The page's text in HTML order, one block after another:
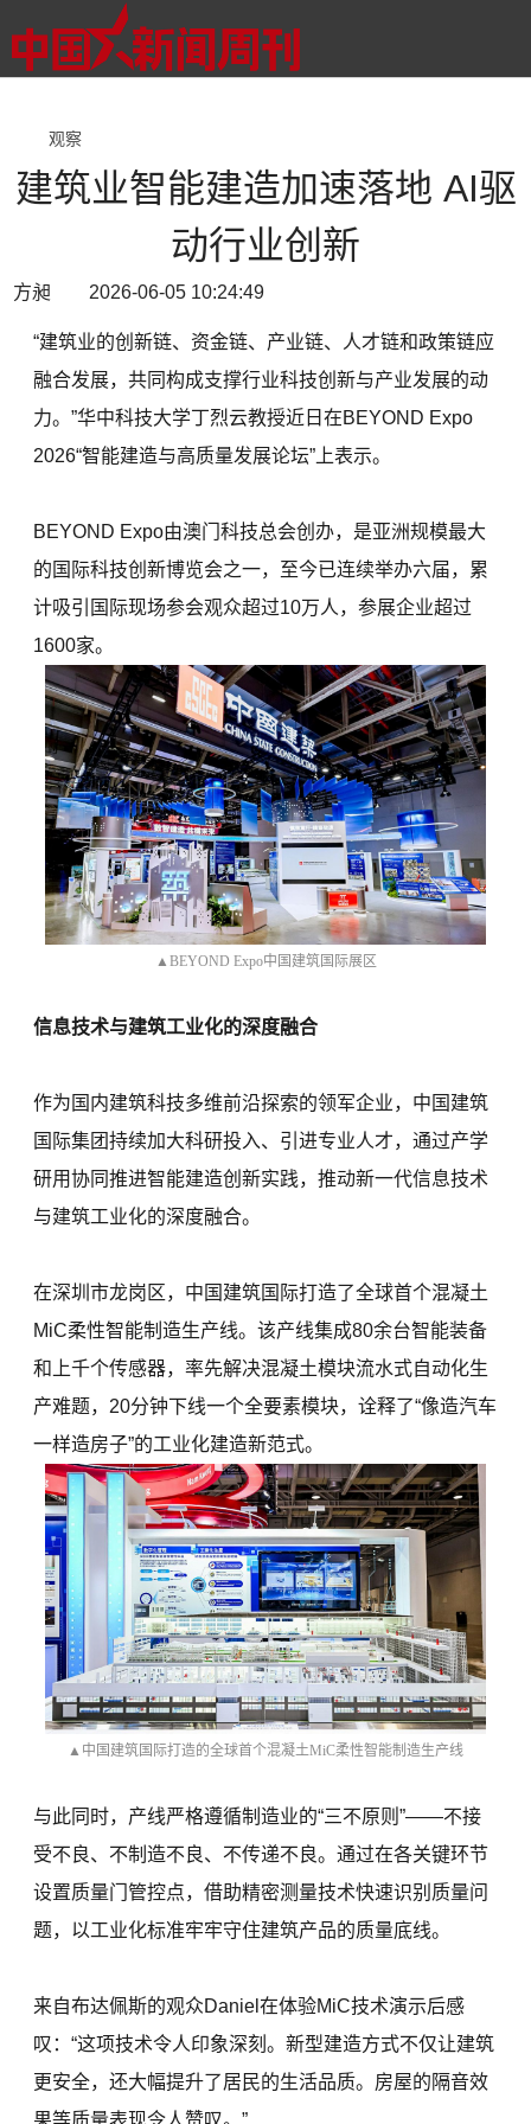
观察
建筑业智能建造加速落地 AI驱
动行业创新
方昶 2026-06-05 10:24:49
“建筑业的创新链、资金链、产业链、人才链和政策链应
融合发展，共同构成支撑行业科技创新与产业发展的动
力。”华中科技大学丁烈云教授近日在BEYOND Expo
2026“智能建造与高质量发展论坛”上表示。
BEYOND Expo由澳门科技总会创办，是亚洲规模最大
的国际科技创新博览会之一，至今已连续举办六届，累
计吸引国际现场参会观众超过10万人，参展企业超过
1600家。
▲BEYOND Expo中国建筑国际展区
信息技术与建筑工业化的深度融合
作为国内建筑科技多维前沿探索的领军企业，中国建筑
国际集团持续加大科研投入、引进专业人才，通过产学
研用协同推进智能建造创新实践，推动新一代信息技术
与建筑工业化的深度融合。
在深圳市龙岗区，中国建筑国际打造了全球首个混凝土
MiC柔性智能制造生产线。该产线集成80余台智能装备
和上千个传感器，率先解决混凝土模块流水式自动化生
产难题，20分钟下线一个全要素模块，诠释了“像造汽车
一样造房子”的工业化建造新范式。
▲中国建筑国际打造的全球首个混凝土MiC柔性智能制造生产线
与此同时，产线严格遵循制造业的“三不原则”——不接
受不良、不制造不良、不传递不良。通过在各关键环节
设置质量门管控点，借助精密测量技术快速识别质量问
题，以工业化标准牢牢守住建筑产品的质量底线。
来自布达佩斯的观众Daniel在体验MiC技术演示后感
叹：“这项技术令人印象深刻。新型建造方式不仅让建筑
更安全，还大幅提升了居民的生活品质。房屋的隔音效
果等质量表现令人赞叹。”